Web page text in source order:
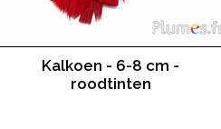
Kalkoen - 6-8 cm -
roodtinten